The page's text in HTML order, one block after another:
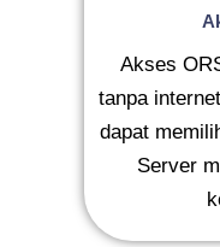
Akses
tanpa
dapat
Server